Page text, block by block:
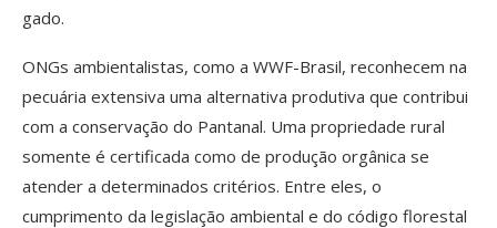
gado.
ONGs ambientalistas, como a WWF-Brasil, reconhecem na
pecuária extensiva uma alternativa produtiva que contribui
com a conservação do Pantanal. Uma propriedade rural
somente é certificada como de produção orgânica se
atender a determinados critérios. Entre eles, o
cumprimento da legislação ambiental e do código florestal